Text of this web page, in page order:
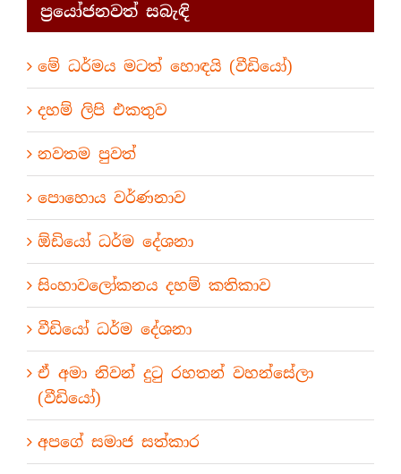
ප්‍රයෝජනවත් සබැඳි
මේ ධර්මය මටත් හොඳයි (වීඩියෝ)
දහම් ලිපි එකතුව
නවතම පුවත්
පොහොය වර්ණනාව
ඕඩියෝ ධර්ම දේශනා
සිංහාවලෝකනය දහම් කතිකාව
වීඩියෝ ධර්ම දේශනා
ඒ අමා නිවන් දුටු රහතන් වහන්සේලා
(වීඩියෝ)
අපගේ සමාජ සත්කාර